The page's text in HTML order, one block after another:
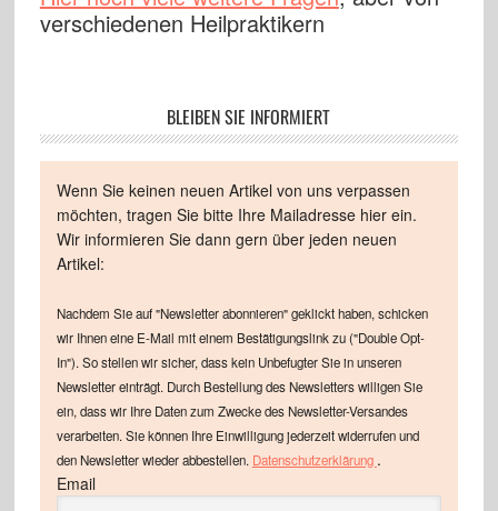
verschiedenen Heilpraktikern
BLEIBEN SIE INFORMIERT
Wenn Sie keinen neuen Artikel von uns verpassen
möchten, tragen Sie bitte Ihre Mailadresse hier ein.
Wir informieren Sie dann gern über jeden neuen
Artikel:
Nachdem Sie auf "Newsletter abonnieren" geklickt haben, schicken
wir Ihnen eine E-Mail mit einem Bestätigungslink zu ("Double Opt-
In"). So stellen wir sicher, dass kein Unbefugter Sie in unseren
Newsletter einträgt. Durch Bestellung des Newsletters willigen Sie
ein, dass wir Ihre Daten zum Zwecke des Newsletter-Versandes
verarbeiten. Sie können Ihre Einwilligung jederzeit widerrufen und
den Newsletter wieder abbestellen. Datenschutzerklärung .
Email